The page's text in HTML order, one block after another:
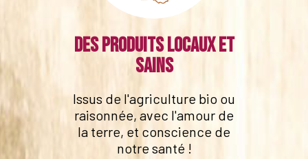
Des produits locaux et
sains
Issus de l'agriculture bio ou
raisonnée, avec l'amour de
la terre, et conscience de
notre santé !